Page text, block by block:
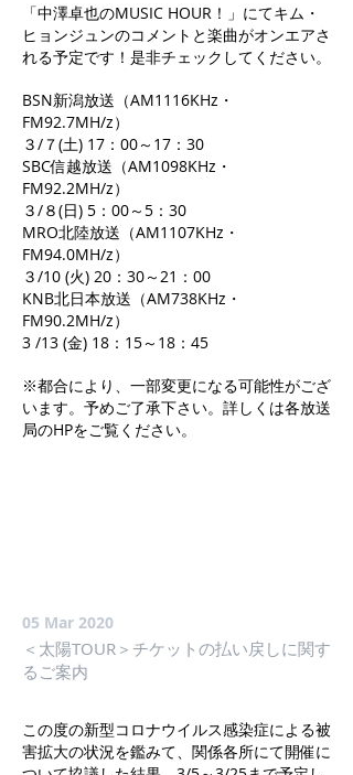
「中澤卓也のMUSIC HOUR！」にてキム・
ヒョンジュンのコメントと楽曲がオンエアさ
れる予定です！是非チェックしてください。
BSN新潟放送（AM1116KHz・
FM92.7MH/z）
３/７(土) 17：00～17：30
SBC信越放送（AM1098KHz・
FM92.2MH/z）
３/８(日) 5：00～5：30
MRO北陸放送（AM1107KHz・
FM94.0MH/z）
３/10 (火) 20：30～21：00
KNB北日本放送（AM738KHz・
FM90.2MH/z）
3 /13 (金) 18：15～18：45
※都合により、一部変更になる可能性がござ
います。予めご了承下さい。詳しくは各放送
局のHPをご覧ください。
05 Mar 2020
＜太陽TOUR＞チケットの払い戻しに関す
るご案内
この度の新型コロナウイルス感染症による被
害拡大の状況を鑑みて、関係各所にて開催に